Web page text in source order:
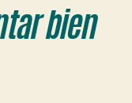
bien